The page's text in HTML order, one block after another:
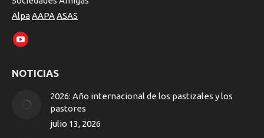
AlpaAAPAASAS
Encuéntranos en:
YouTube
opens
new
window
NOTICIAS
2026: Año internacional de los pastizales y los
pastores
julio 13, 2026